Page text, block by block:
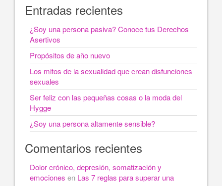
Entradas recientes
¿Soy una persona pasiva? Conoce tus Derechos
Asertivos
Propósitos de año nuevo
Los mitos de la sexualidad que crean disfunciones
sexuales
Ser feliz con las pequeñas cosas o la moda del
Hygge
¿Soy una persona altamente sensible?
Comentarios recientes
Dolor crónico, depresión, somatización y
emociones en Las 7 reglas para superar una